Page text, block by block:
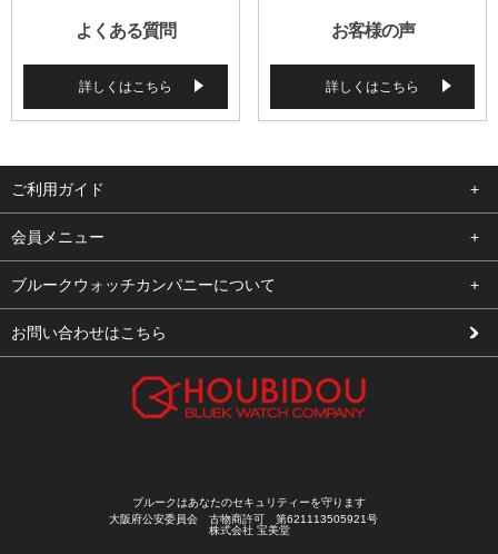
よくある質問
詳しくはこちら
お客様の声
詳しくはこちら
ご利用ガイド
よくある質問
支払い・送料
修理依頼
会員メニュー
ログイン
お気に入り
ブルークウォッチカンパニーについて
会社概要
お問い合わせはこちら
ブルークはあなたのセキュリティーを守ります
大阪府公安委員会 古物商許可 第621113505921号
株式会社 宝美堂